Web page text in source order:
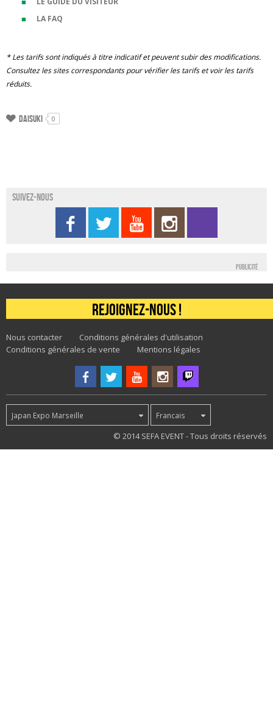
LA FAQ
* Les tarifs sont indiqués à titre indicatif et peuvent subir des modifications.
Consultez les sites correspondants pour vérifier les tarifs et voir les tarifs
réduits.
Daisuki 0
Suivez-nous
Publicité
Rejoignez-nous !
Nous contacter
Conditions générales d'utilisation
Conditions générales de vente
Mentions légales
Japan Expo Marseille Francais
© 2014 SEFA EVENT - Tous droits réservés